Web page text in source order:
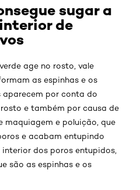
sugar a
de
age no rosto, vale
as espinhas e os
aparecem por conta do
e também por causa de
maquiagem e poluição, que
e acabam entupindo
dos poros entupidos,
são as espinhas e os